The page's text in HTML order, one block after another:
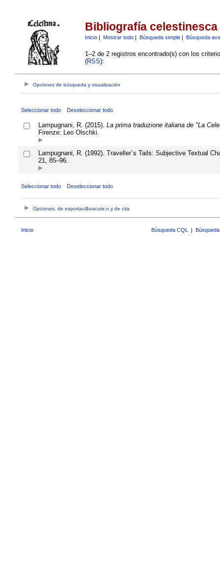
Bibliografía celestinesca
Inicio| Mostrar todo| Búsqueda simple| Búsqueda
1–2 de 2 registros encontrado(s) con los
(RSS):
Opciones de búsqueda y visualización
Seleccionar todo Deseleccionar todo
Lampugnani, R. (2015). La prima traduzione italiana de "La
Firenze: Leo Olschki.
Lampugnani, R. (1992). Traveller´s Tails: Subjective Textual
21, 85–96.
Seleccionar todo Deseleccionar todo
Opciones, de exportaci&oacute;n y de cita
Inicio Búsqueda CQL |